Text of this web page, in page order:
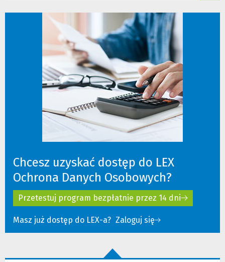
Chcesz uzyskać dostęp do LEX
Ochrona Danych Osobowych?
Przetestuj program bezpłatnie przez 14 dni
Masz już dostęp do LEX-a? Zaloguj się
(Nowe
okno)
(Link
do
strony)